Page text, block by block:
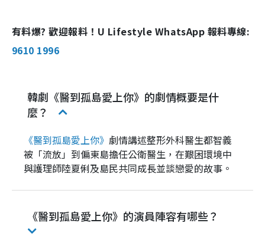
有料爆? 歡迎報料！U Lifestyle WhatsApp 報料專線:
9610 1996
韓劇《醫到孤島愛上你》的劇情概要是什
麼？
《醫到孤島愛上你》 劇情講述整形外科醫生都智義
被「流放」到偏東島擔任公衛醫生，在艱困環境中
與護理師陸夏俐及島民共同成長並談戀愛的故事。
《醫到孤島愛上你》的演員陣容有哪些？